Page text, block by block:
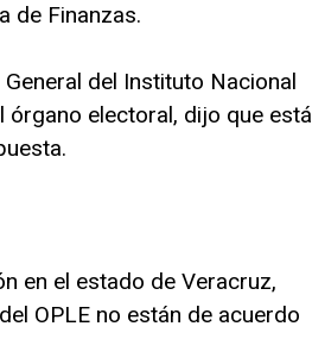
de Finanzas.
del Instituto Nacional
órgano electoral, dijo que está
en el estado de Veracruz,
OPLE no están de acuerdo